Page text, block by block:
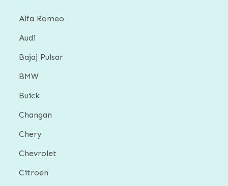
Alfa Romeo
Audi
Bajaj Pulsar
BMW
Buick
Changan
Chery
Chevrolet
Citroen